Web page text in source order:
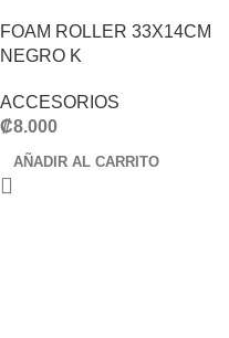
FOAM ROLLER 33X14CM
NEGRO K
ACCESORIOS
₡8.000
AÑADIR AL CARRITO